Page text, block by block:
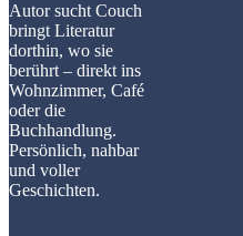
Autor sucht Couch
bringt Literatur
dorthin, wo sie
berührt – direkt ins
Wohnzimmer, Café
oder die
Buchhandlung.
Persönlich, nahbar
und voller
Geschichten.